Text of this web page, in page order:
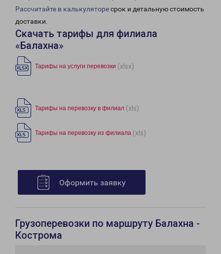
Рассчитайте в калькуляторесрок и детальную стоимость
доставки.
Скачать тарифы для филиала
«Балахна»
Тарифы на услуги перевозки (xlsx)
Тарифы на перевозку в филиал (xls)
Тарифы на перевозку из филиала (xls)
Оформить заявку
Грузоперевозки по маршруту Балахна -
Кострома